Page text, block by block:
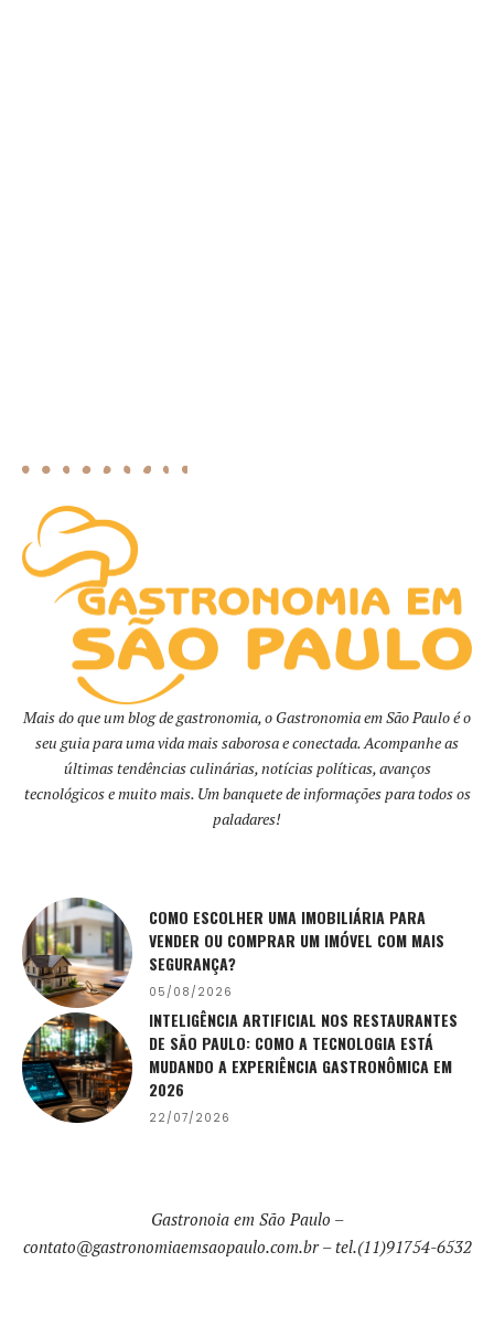
Mais do que um blog de gastronomia, o Gastronomia em São Paulo é o
seu guia para uma vida mais saborosa e conectada. Acompanhe as
últimas tendências culinárias, notícias políticas, avanços
tecnológicos e muito mais. Um banquete de informações para todos os
paladares!
COMO ESCOLHER UMA IMOBILIÁRIA PARA
VENDER OU COMPRAR UM IMÓVEL COM MAIS
SEGURANÇA?
05/08/2026
INTELIGÊNCIA ARTIFICIAL NOS RESTAURANTES
DE SÃO PAULO: COMO A TECNOLOGIA ESTÁ
MUDANDO A EXPERIÊNCIA GASTRONÔMICA EM
2026
22/07/2026
Gastronoia em São Paulo –
contato@gastronomiaemsaopaulo.com.br– tel.(11)91754-6532